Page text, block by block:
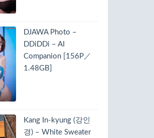
DJAWA Photo –
DDiDDi – AI
Companion [156P／
1.48GB]
Kang In-kyung (강인
경) – White Sweater